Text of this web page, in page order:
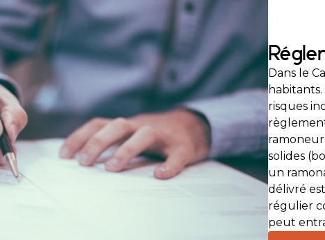
Dans le
habitants.
risques
solides
un
délivré
régulier
peut